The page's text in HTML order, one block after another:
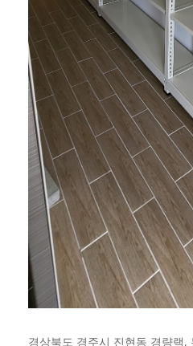
경상북도 경주시 진현동 경량랙,